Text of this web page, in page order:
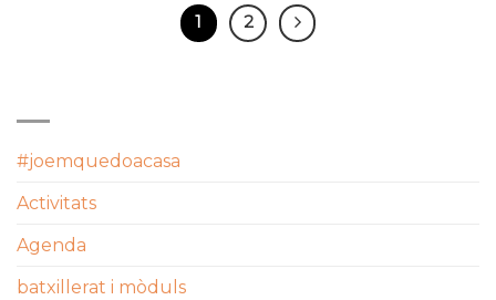
1 2
#joemquedoacasa
Activitats
Agenda
batxillerat i mòduls